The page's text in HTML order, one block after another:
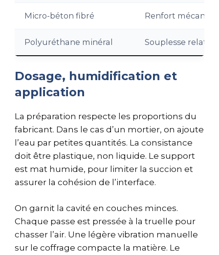
Micro-béton fibré Renfort
Polyuréthane minéral Souplesse
Dosage, humidification et
application
La préparation respecte les proportions du
fabricant. Dans le cas d’un mortier, on ajoute
l’eau par petites quantités. La consistance
doit être plastique, non liquide. Le support
est mat humide, pour limiter la succion et
assurer la cohésion de l’interface.
On garnit la cavité en couches minces.
Chaque passe est pressée à la truelle pour
chasser l’air. Une légère vibration manuelle
sur le coffrage compacte la matière. Le